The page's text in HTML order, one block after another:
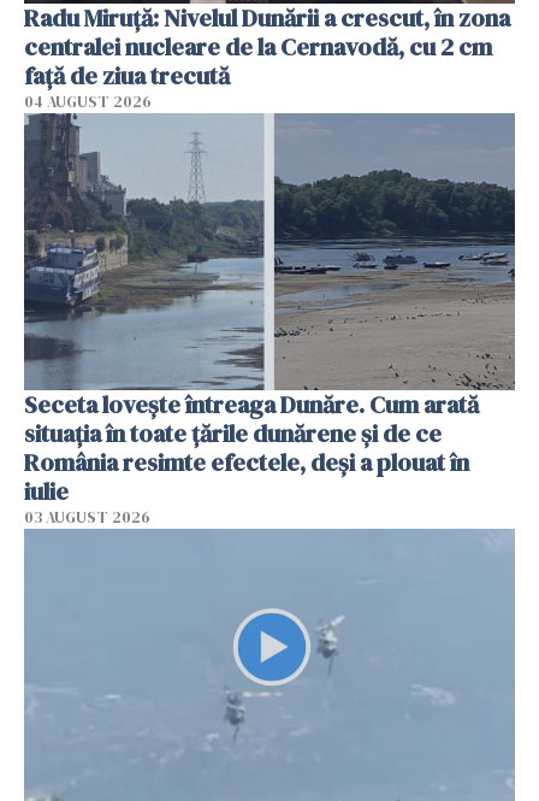
Radu Miruţă: Nivelul Dunării a crescut, în zona
centralei nucleare de la Cernavodă, cu 2 cm
faţă de ziua trecută
04 AUGUST 2026
Seceta lovește întreaga Dunăre. Cum arată
situația în toate țările dunărene și de ce
România resimte efectele, deși a plouat în
iulie
03 AUGUST 2026